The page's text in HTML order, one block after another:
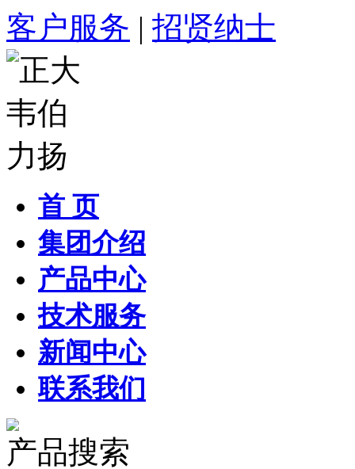
客户服务 | 招贤纳士
首 页
集团介绍
产品中心
技术服务
新闻中心
联系我们
产品搜索